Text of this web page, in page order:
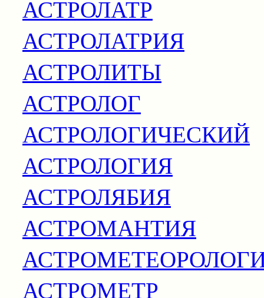
АСТРОЛАТР
АСТРОЛАТРИЯ
АСТРОЛИТЫ
АСТРОЛОГ
АСТРОЛОГИЧЕСКИЙ
АСТРОЛОГИЯ
АСТРОЛЯБИЯ
АСТРОМАНТИЯ
АСТРОМЕТР